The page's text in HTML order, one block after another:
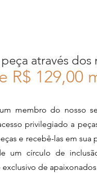
através dos
R$ 129,00
membro do nosso
privilegiado a
e recebê-las em
círculo de
de